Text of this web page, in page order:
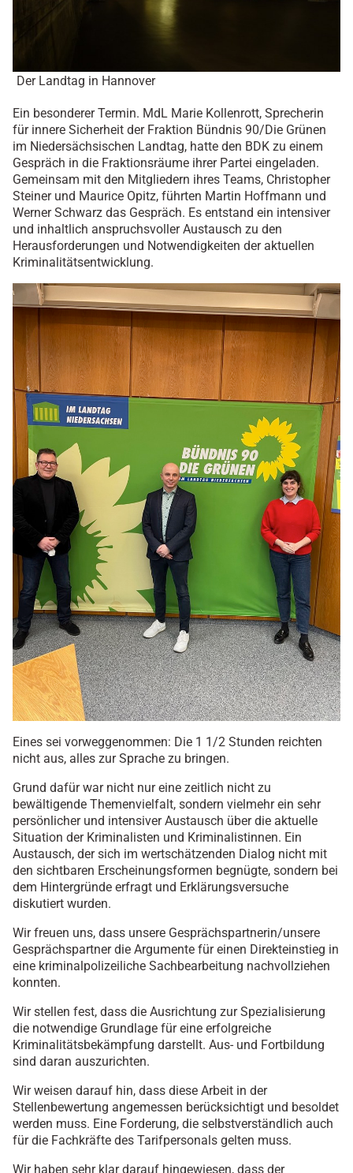
Der Landtag in Hannover
Ein besonderer Termin. MdL Marie Kollenrott, Sprecherin
für innere Sicherheit der Fraktion Bündnis 90/Die Grünen
im Niedersächsischen Landtag, hatte den BDK zu einem
Gespräch in die Fraktionsräume ihrer Partei eingeladen.
Gemeinsam mit den Mitgliedern ihres Teams, Christopher
Steiner und Maurice Opitz, führten Martin Hoffmann und
Werner Schwarz das Gespräch. Es entstand ein intensiver
und inhaltlich anspruchsvoller Austausch zu den
Herausforderungen und Notwendigkeiten der aktuellen
Kriminalitätsentwicklung.
Eines sei vorweggenommen: Die 1 1/2 Stunden reichten
nicht aus, alles zur Sprache zu bringen.
Grund dafür war nicht nur eine zeitlich nicht zu
bewältigende Themenvielfalt, sondern vielmehr ein sehr
persönlicher und intensiver Austausch über die aktuelle
Situation der Kriminalisten und Kriminalistinnen. Ein
Austausch, der sich im wertschätzenden Dialog nicht mit
den sichtbaren Erscheinungsformen begnügte, sondern bei
dem Hintergründe erfragt und Erklärungsversuche
diskutiert wurden.
Wir freuen uns, dass unsere Gesprächspartnerin/unsere
Gesprächspartner die Argumente für einen Direkteinstieg in
eine kriminalpolizeiliche Sachbearbeitung nachvollziehen
konnten.
Wir stellen fest, dass die Ausrichtung zur Spezialisierung
die notwendige Grundlage für eine erfolgreiche
Kriminalitätsbekämpfung darstellt. Aus- und Fortbildung
sind daran auszurichten.
Wir weisen darauf hin, dass diese Arbeit in der
Stellenbewertung angemessen berücksichtigt und besoldet
werden muss. Eine Forderung, die selbstverständlich auch
für die Fachkräfte des Tarifpersonals gelten muss.
Wir haben sehr klar darauf hingewiesen, dass der